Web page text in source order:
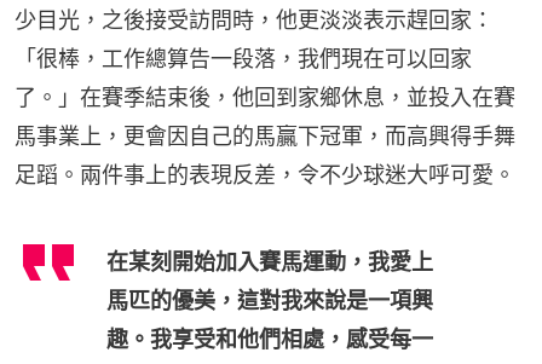
少目光，之後接受訪問時，他更淡淡表示趕回家：
「很棒，工作總算告一段落，我們現在可以回家
了。」在賽季結束後，他回到家鄉休息，並投入在賽
馬事業上，更會因自己的馬贏下冠軍，而高興得手舞
足蹈。兩件事上的表現反差，令不少球迷大呼可愛。
在某刻開始加入賽馬運動，我愛上
馬匹的優美，這對我來說是一項興
趣。我享受和他們相處，感受每一